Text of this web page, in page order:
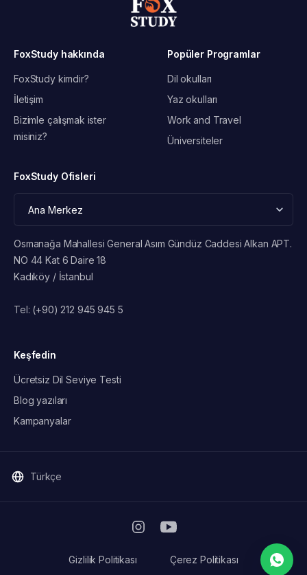
FoxStudy hakkında
FoxStudy kimdir?
İletişim
Bizimle çalışmak ister
misiniz?
Popüler Programlar
Dil okulları
Yaz okulları
Work and Travel
Üniversiteler
FoxStudy Ofisleri
Osmanağa Mahallesi General Asım Gündüz Caddesi Alkan APT.
NO 44 Kat 6 Daire 18
Kadıköy / İstanbul
Tel: (+90) 212 945 945 5
Keşfedin
Ücretsiz Dil Seviye Testi
Blog yazıları
Kampanyalar
Türkçe
Gizlilik Politikası Çerez Politikası